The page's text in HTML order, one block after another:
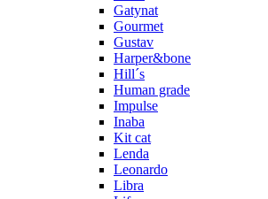
Gatynat
Gourmet
Gustav
Harper&bone
Hill´s
Human grade
Impulse
Inaba
Kit cat
Lenda
Leonardo
Libra